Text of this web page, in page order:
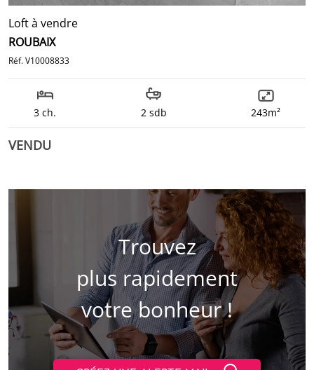
Loft à vendre
ROUBAIX
Réf. V10008833
3 ch. 2 sdb 243m²
VENDU
Trouvez
plus rapidement
votre bonheur !